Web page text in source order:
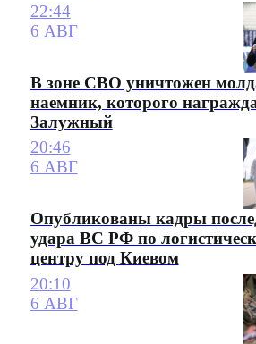
22:44
6 АВГ
В зоне СВО уничтожен
наемник, которого
Залужный
20:46
6 АВГ
Опубликованы кадры
удара ВС РФ по
центру под Киевом
20:10
6 АВГ